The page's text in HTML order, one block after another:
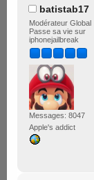
batistab17
Modérateur Global
Passe sa vie sur
iphonejailbreak
Messages: 8047
Apple's addict